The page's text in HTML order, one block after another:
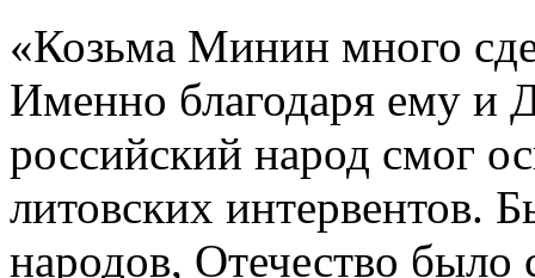
«Козьма Минин много
Именно благодаря ему
российский народ смог
литовских интервентов.
народов, Отечество было